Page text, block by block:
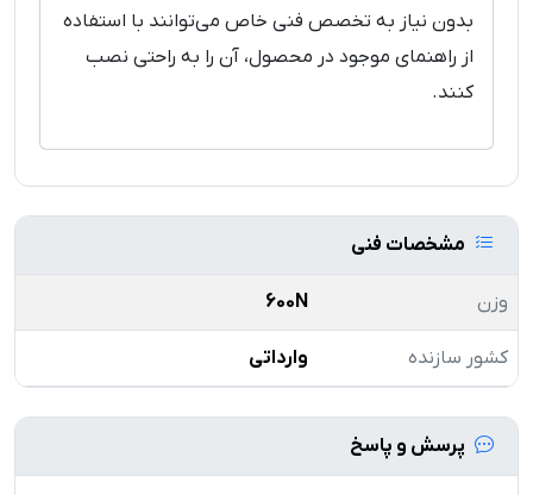
بدون نیاز به تخصص فنی خاص می‌توانند با استفاده
از راهنمای موجود در محصول، آن را به راحتی نصب
کنند.
مشخصات فنی
وزن 600N
کشور سازنده وارداتی
پرسش و پاسخ